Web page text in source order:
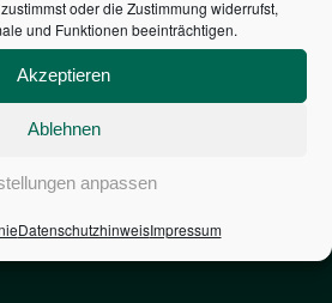
oder die Zustimmung widerrufst,
und Funktionen beeinträchtigen.
Akzeptieren
Ablehnen
anpassen
DatenschutzhinweisImpressum
PRO SEKUNDE